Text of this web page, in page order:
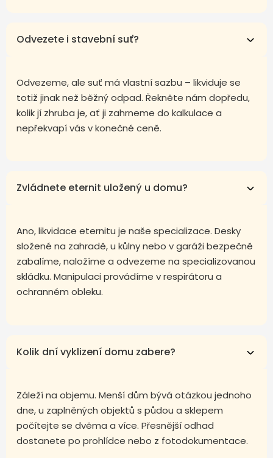
Odvezete i stavební suť?
Odvezeme, ale suť má vlastní sazbu – likviduje se
totiž jinak než běžný odpad. Řekněte nám dopředu,
kolik jí zhruba je, ať ji zahrneme do kalkulace a
nepřekvapí vás v konečné ceně.
Zvládnete eternit uložený u domu?
Ano, likvidace eternitu je naše specializace. Desky
složené na zahradě, u kůlny nebo v garáži bezpečně
zabalíme, naložíme a odvezeme na specializovanou
skládku. Manipulaci provádíme v respirátoru a
ochranném obleku.
Kolik dní vyklizení domu zabere?
Záleží na objemu. Menší dům bývá otázkou jednoho
dne, u zaplněných objektů s půdou a sklepem
počítejte se dvěma a více. Přesnější odhad
dostanete po prohlídce nebo z fotodokumentace.